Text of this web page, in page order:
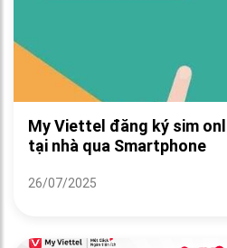
My Viettel đăng ký sim
tại nhà qua Smartphone
26/07/2025